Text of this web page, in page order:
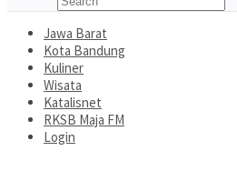
Jawa Barat
Kota Bandung
Kuliner
Wisata
Katalisnet
RKSB Maja FM
Login